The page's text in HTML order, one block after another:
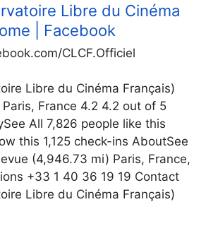
Libre du Cinéma
| Facebook
CLCF.Officiel
Libre du Cinéma Français)
France 4.2 4.2 out of 5
All 7,826 people like this
this 1,125 check-ins AboutSee
(4,946.73 mi) Paris, France,
+33 1 40 36 19 19 Contact
Libre du Cinéma Français)